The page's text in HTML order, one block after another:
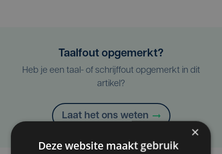
Taalfout opgemerkt?
Heb je een taal- of schrijffout opgemerkt in dit
artikel?
Laat het ons weten
×
Deze website maakt gebruik